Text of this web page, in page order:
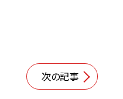
次の記事